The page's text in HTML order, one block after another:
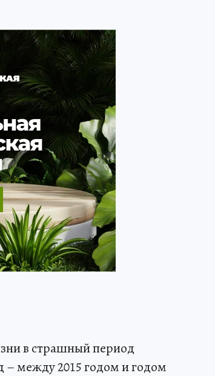
в страшный период
между 2015 годом и годом